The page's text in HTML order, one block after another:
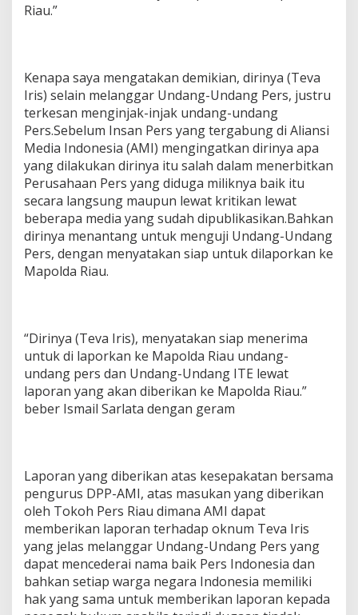
Riau.”
Kenapa saya mengatakan demikian, dirinya (Teva
Iris) selain melanggar Undang-Undang Pers, justru
terkesan menginjak-injak undang-undang
Pers.Sebelum Insan Pers yang tergabung di Aliansi
Media Indonesia (AMI) mengingatkan dirinya apa
yang dilakukan dirinya itu salah dalam menerbitkan
Perusahaan Pers yang diduga miliknya baik itu
secara langsung maupun lewat kritikan lewat
beberapa media yang sudah dipublikasikan.Bahkan
dirinya menantang untuk menguji Undang-Undang
Pers, dengan menyatakan siap untuk dilaporkan ke
Mapolda Riau.
“Dirinya (Teva Iris), menyatakan siap menerima
untuk di laporkan ke Mapolda Riau undang-
undang pers dan Undang-Undang ITE lewat
laporan yang akan diberikan ke Mapolda Riau.”
beber Ismail Sarlata dengan geram
Laporan yang diberikan atas kesepakatan bersama
pengurus DPP-AMI, atas masukan yang diberikan
oleh Tokoh Pers Riau dimana AMI dapat
memberikan laporan terhadap oknum Teva Iris
yang jelas melanggar Undang-Undang Pers yang
dapat mencederai nama baik Pers Indonesia dan
bahkan setiap warga negara Indonesia memiliki
hak yang sama untuk memberikan laporan kepada